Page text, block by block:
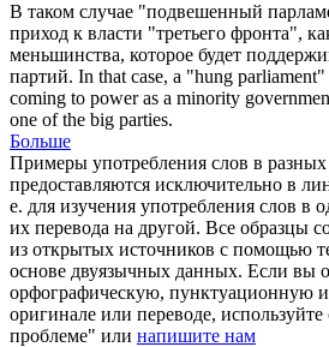
В таком случае "подвешенный
приход к власти "третьего фронта",
меньшинства, которое будет
партий. In that case, a "hung
coming to poweras a minority
one of the big parties.
Больше
Примеры употребления слов в разных
предоставляются исключительно в
е. для изучения употребления слов в
их перевода на другой. Все образцы
из открытых источников с помощью
основе двуязычных данных. Если вы
орфографическую, пунктуационную
оригинале или переводе,
проблеме" или напишите нам